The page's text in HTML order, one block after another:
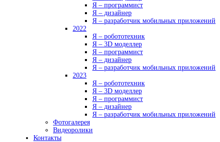
Я – программист
Я – дизайнер
Я – разработчик мобильных приложений
2022
Я – робототехник
Я – 3D моделлер
Я – программист
Я – дизайнер
Я – разработчик мобильных приложений
2023
Я – робототехник
Я – 3D моделлер
Я – программист
Я – дизайнер
Я – разработчик мобильных приложений
Фотогалерея
Видеоролики
Контакты